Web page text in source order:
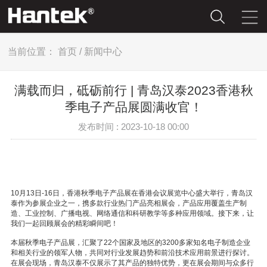
当前位置： 首页 / 新闻中心
满载而归，砥砺前行 | 青岛汉泰2023香港秋
季电子产品展圆满收官！
发布时间 : 2023-10-18 00:00
10月13日-16日，香港秋季电子产品展在香港会议展览中心盛大举行，青岛汉
泰作为参展企业之一，携多款行业热门产品亮相展会，产品应用覆盖生产制
造、工业控制、广播电视、网络通信和科研教学等多种应用领域。接下来，让
我们一起回顾展会的精彩瞬间吧！
本届秋季电子产品展，汇聚了22个国家及地区的3200多家知名电子制造企业
和相关行业的领军人物，共同对行业发展趋势和前沿技术应用前景进行探讨。
在展会现场，青岛汉泰不仅展示了其产品的独特优势，更在展会期间与众多行